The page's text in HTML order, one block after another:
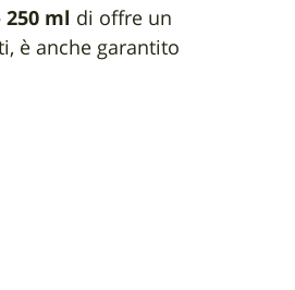
ml
di offre un
è anche garantito